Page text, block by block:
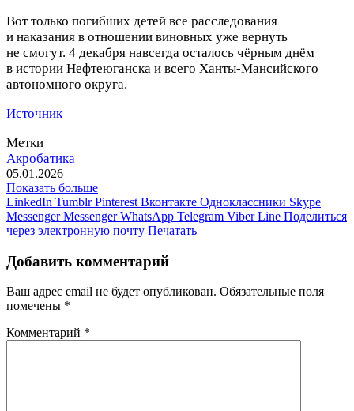
Вот только погибших детей все расследования
и наказания в отношении виновных уже вернуть
не смогут. 4 декабря навсегда осталось чёрным днём
в истории Нефтеюганска и всего Ханты-Мансийского
автономного округа.
Источник
Метки
Акробатика
05.01.2026
Показать больше
LinkedIn Tumblr Pinterest Вконтакте Одноклассники Skype
Messenger Messenger WhatsApp Telegram Viber Line Поделиться
через электронную почту Печатать
Добавить комментарий
Ваш адрес email не будет опубликован. Обязательные поля
помечены *
Комментарий *